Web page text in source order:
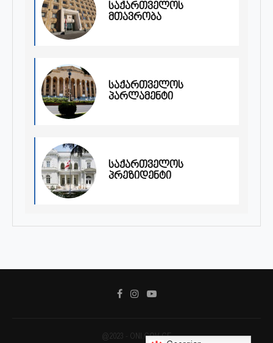
საქართველოს
მთავრობა
საქართველოს
პარლამენტი
საქართველოს
პრეზიდენტი
@2023 - ONI.GOV.GE